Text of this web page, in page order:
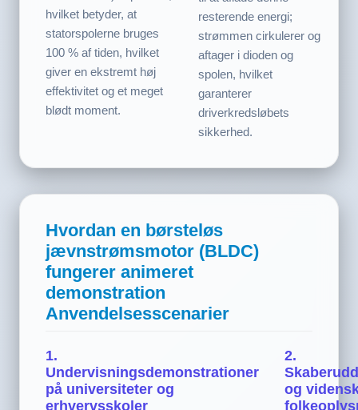
hvilket betyder, at
statorspolerne bruges
100 % af tiden, hvilket
giver en ekstremt høj
effektivitet og et meget
blødt moment.
resterende energi;
strømmen cirkulerer og
aftager i dioden og
spolen, hvilket
garanterer
driverkredsløbets
sikkerhed.
Hvordan en børsteløs
jævnstrømsmotor (BLDC)
fungerer animeret
demonstration
Anvendelsesscenarier
1.
Undervisningsdemonstrationer
på universiteter og
erhvervsskoler
2.
og